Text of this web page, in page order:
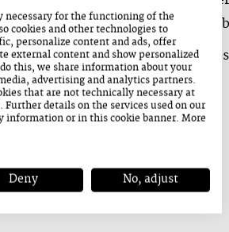
Riahi und Manu Mayr mit
und freuen uns auf ein
necessary for the functioning of the
cookies and other technologies to
personalize content and ads, offer
external content and show personalized
this, we share information about your
advertising and analytics partners.
that are not technically necessary at
details on the services used on our
informationor in this cookie banner. More
Deny No, adjust